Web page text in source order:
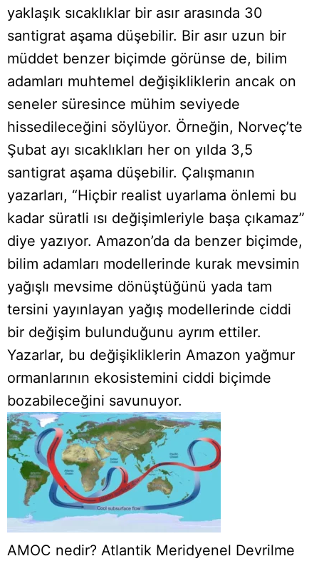
yaklaşık sıcaklıklar bir asır arasında 30
santigrat aşama düşebilir. Bir asır uzun bir
müddet benzer biçimde görünse de, bilim
adamları muhtemel değişikliklerin ancak on
seneler süresince mühim seviyede
hissedileceğini söylüyor. Örneğin, Norveç’te
Şubat ayı sıcaklıkları her on yılda 3,5
santigrat aşama düşebilir. Çalışmanın
yazarları, “Hiçbir realist uyarlama önlemi bu
kadar süratli ısı değişimleriyle başa çıkamaz”
diye yazıyor. Amazon’da da benzer biçimde,
bilim adamları modellerinde kurak mevsimin
yağışlı mevsime dönüştüğünü yada tam
tersini yayınlayan yağış modellerinde ciddi
bir değişim bulunduğunu ayrım ettiler.
Yazarlar, bu değişikliklerin Amazon yağmur
ormanlarının ekosistemini ciddi biçimde
bozabileceğini savunuyor.
AMOC nedir? Atlantik Meridyenel Devrilme